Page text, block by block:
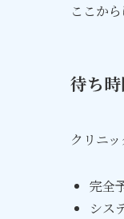
ここか
待ち
クリニ
完全
シス